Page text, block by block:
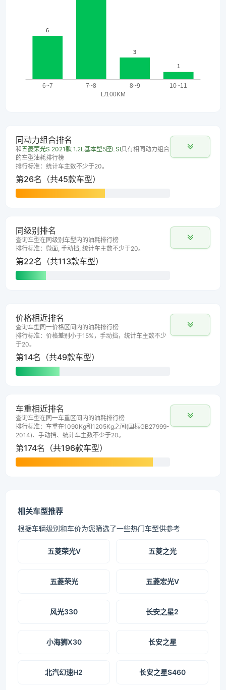
同动力组合排名
和五菱荣光S 2021款 1.2L基本型5座LSI具有相同动力组合
的车型油耗排行榜
排行标准：统计车主数不少于20。
第26名（共45款车型）
同级别排名
查询车型在同级别车型内的油耗排行榜
排行标准：微面, 手动挡, 统计车主数不少于20。
第22名（共113款车型）
价格相近排名
查询车型同一价格区间内的油耗排行榜
排行标准：价格差别小于15%，手动挡，统计车主数不少
于20。
第14名（共49款车型）
车重相近排名
查询车型在同一车重区间内的油耗排行榜
排行标准：车重在1090Kg和1205Kg之间(国标GB27999-
2014)、手动挡、统计车主数不少于20。
第174名（共196款车型）
相关车型推荐
根据车辆级别和车价为您筛选了一些热门车型供参考
五菱荣光V 五菱之光
五菱荣光 五菱宏光V
风光330 长安之星2
小海狮X30 长安之星
北汽幻速H2 长安之星S460